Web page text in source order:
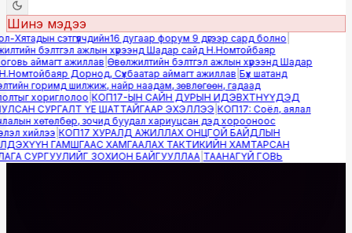
Шинэ мэдээ
сэтгүүлчдийн16 дугаар форум 9 дүгээр сард болно|
бэлтгэл ажлын хүрээнд Шадар сайд Н.Номтойбаяр
аймагт ажиллав|Өвөлжилтийн бэлтгэл ажлын хүрээнд Шадар
Дорнод, Сүхбаатар аймагт ажиллав|Бүх шатанд
горимд шилжиж, найр наадам, зөвлөгөөн, гадаад
хориглолоо|КОП17-ЫН САЙН ДУРЫН ИДЭВХТНҮҮДЭД
СУРГАЛТ ҮЕ ШАТТАЙГААР ЭХЭЛЛЭЭ|КОП17: Соёл, аялал
хөтөлбөр, зочид буудал хариуцсан дэд хорооноос
хийлээ|КОП17 ХУРАЛД АЖИЛЛАХ ОНЦГОЙ БАЙДЛЫН
ГАМШГААС ХАМГААЛАХ ТАКТИКИЙН ХАМТАРСАН
СУРГУУЛИЙГ ЗОХИОН БАЙГУУЛЛАА|ТААНАГҮЙ ГОВЬ